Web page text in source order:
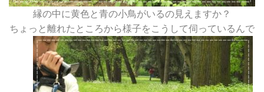
縁の中に黄色と青の小鳥がいるの見えますか？
ちょっと離れたところから様子をこうして伺っているんで